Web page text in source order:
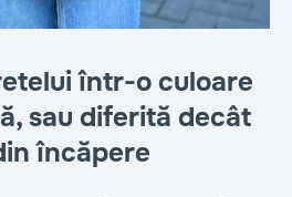
într-o culoare
sau diferită decât
încăpere